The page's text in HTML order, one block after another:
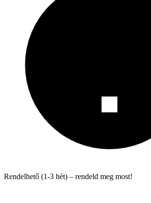
Rendelhető (1-3 hét) – rendeld meg most!